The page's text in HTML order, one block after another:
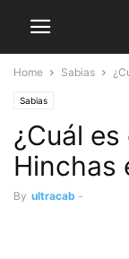
Home Sabias
Sabias
¿Cuál
Hinchas
By ultracab -